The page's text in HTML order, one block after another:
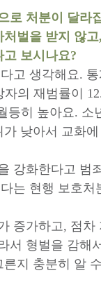
로 처분이 달라
벌을 받지 않
보시나요?
고 생각해요.
의 재범률이
등히 높아요. 소
낮아서 교화
강화한다고 범
는 현행 보호처
증가하고, 점차
서 형벌을 감해
지 충분히 알